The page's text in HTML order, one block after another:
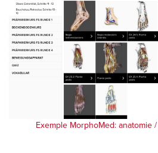
Exemple MorphoMed: anatomie